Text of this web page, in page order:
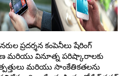
ప్రదర్శన కంపెనీలు షేరింగ్
మరియు వినూత్న పరిష్కారాలకు
మరియు సాంకేతికతలను